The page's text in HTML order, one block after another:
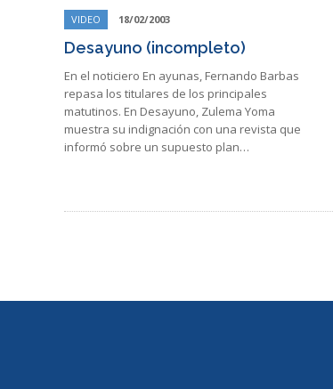
VIDEO 18/02/2003
Desayuno (incompleto)
En el noticiero En ayunas, Fernando Barbas
repasa los titulares de los principales
matutinos. En Desayuno, Zulema Yoma
muestra su indignación con una revista que
informó sobre un supuesto plan…